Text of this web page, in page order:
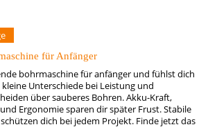
für Anfänger
bohrmaschine für anfänger und fühlst dich
Unterschiede bei Leistung und
über sauberes Bohren. Akku-Kraft,
Ergonomie sparen dir später Frust. Stabile
dich bei jedem Projekt. Finde jetzt das